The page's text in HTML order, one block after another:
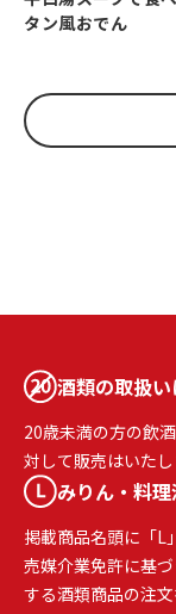
タン風おでん
酒類の取扱
20歳未満の方の飲
対して販売はいたし
みりん・料
掲載商品名頭に「L
売媒介業免許に基
する酒類商品の注文